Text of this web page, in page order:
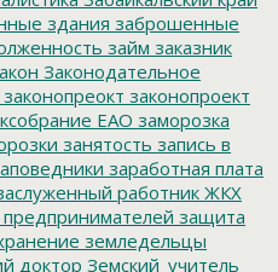
здания заброшенные
займ заказник
Законодательное
законопреокт законопроект
ЕАО заморозка
занятость запись в
заработная плата
работник ЖКХ
защита
земледельцы
доктор Земский_учитель